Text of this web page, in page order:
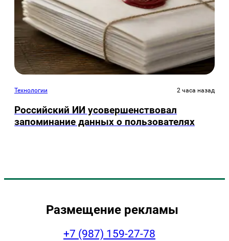
Технологии 2 часа назад
Российский ИИ усовершенствовал
запоминание данных о пользователях
Размещение рекламы
+7 (987) 159-27-78